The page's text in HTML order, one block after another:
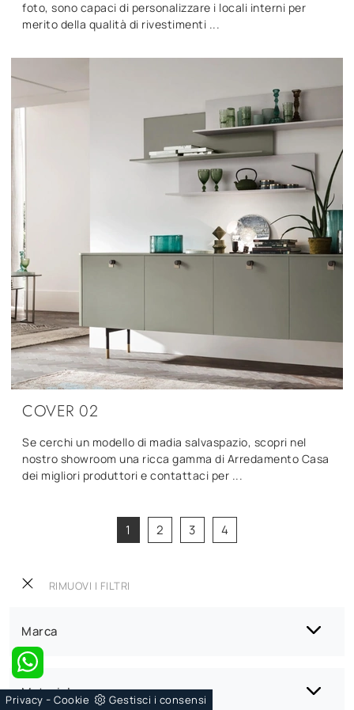
RIMUOVI I FILTRI
Marca
Materiale
foto, sono capaci di personalizzare i locali interni per
merito della qualità di rivestimenti ...
COVER 02
Se cerchi un modello di madia salvaspazio, scopri nel
nostro showroom una ricca gamma di Arredamento Casa
dei migliori produttori e contattaci per ...
1 2 3 4
Privacy - Cookie Gestisci i consensi